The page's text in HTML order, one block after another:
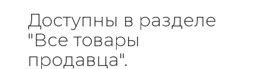
Доступны в разделе
"Все товары
продавца".